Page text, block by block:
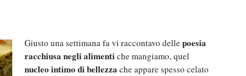
Giusto una settimana fa vi raccontavo delle poesia
racchiusa negli alimentiche mangiamo, quel
nucleo intimo di bellezza che appare spesso celato